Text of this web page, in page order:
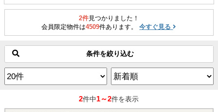
2件見つかりました！
会員限定物件は4509件あります。今すぐ見る
条件を絞り込む
2件中1～2件を表示